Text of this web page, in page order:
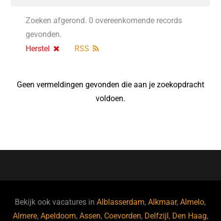
Zoeken afgerond. 0 overeenkomende records
gevonden.
Herstel
RSS
Geen vermeldingen gevonden die aan je zoekopdracht
voldoen.
Bekijk ook vacatures inAlblasserdam,Alkmaar,Almelo,
Almere, Apeldoorn, Assen, Coevorden, Delfzijl , Den Haag,